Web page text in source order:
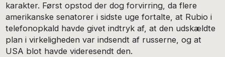
karakter. Først opstod der dog forvirring, da flere
amerikanske senatorer i sidste uge fortalte, at Rubio i
telefonopkald havde givet indtryk af, at den udskældte
plan i virkeligheden var indsendt af russerne, og at
USA blot havde videresendt den.